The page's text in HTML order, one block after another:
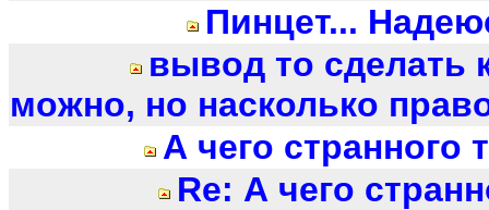
Пинцет...
вывод то сделать
можно, но насколько
А чего странного
Re: А чего